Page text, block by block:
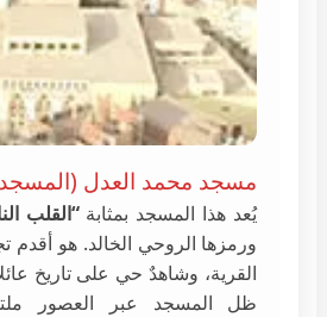
مسجد محمد العدل (المسجد
يُعد هذا المسجد بمثابة“القلب
ورمزها الروحي الخالد. هو أقدم
القرية، وشاهدٌ حي على تاريخ
ظل المسجد عبر العصور